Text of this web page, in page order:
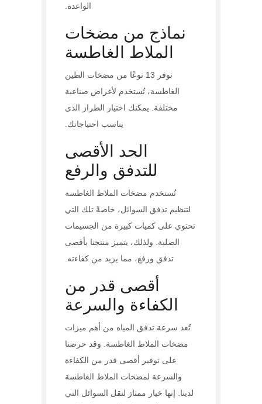
الواعدة.
نماذج من مضخات
الملاط الغاطسة
نوفر 13 نوعًا من مضخات الطين
الغاطسة، تُستخدم لأغراض صناعية
مختلفة. يمكنك اختيار الطراز الذي
يناسب احتياجاتك.
الحد الأقصى
للتدفق والرفع
تُستخدم مضخات الملاط الغاطسة
لتنظيم تدفق السوائل، خاصةً تلك التي
تحتوي على كميات كبيرة من الجسيمات
الصلبة. ولذلك، يتميز منتجنا بأقصى
تدفق ورفع، مما يزيد من كفاءته.
أقصى قدر من
الكفاءة والسرعة
تُعد سرعة تدفق المياه من أهم ميزات
مضخات الملاط الغاطسة. وقد حرصنا
على توفير أقصى قدر من الكفاءة
والسرعة لمضخات الملاط الغاطسة
لدينا. إنها خيار ممتاز لنقل السوائل التي